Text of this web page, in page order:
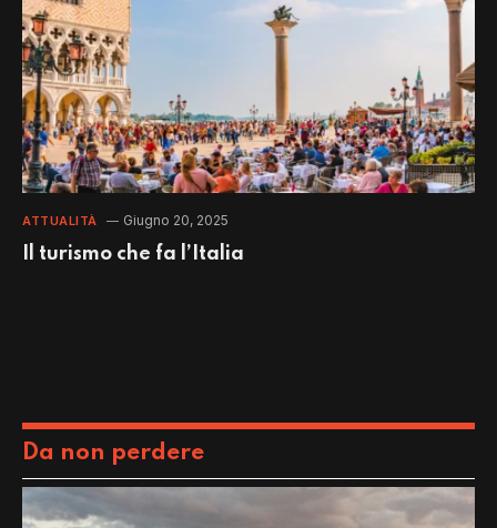
ATTUALITÀ Giugno 20, 2025
Il turismo che fa l’Italia
Da non perdere